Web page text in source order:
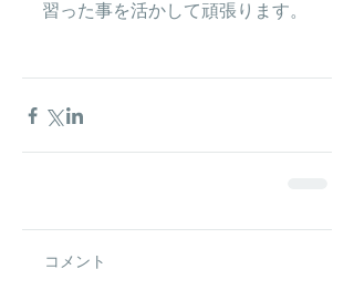
習った事を活かして頑張ります。
コメント